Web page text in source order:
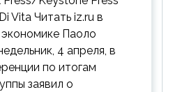
Vita Читать iz.ru в
Паоло
4 апреля, в
по итогам
заявил о